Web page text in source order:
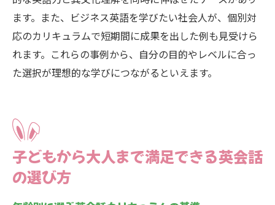
ます。また、ビジネス英語を学びたい社会人が、個別対
応のカリキュラムで短期間に成果を出した例も見受けら
れます。これらの事例から、自分の目的やレベルに合っ
た選択が理想的な学びにつながるといえます。
子どもから大人まで満足できる英会話
の選び方